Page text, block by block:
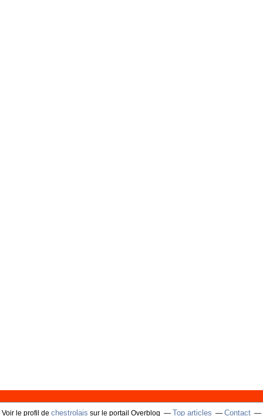
Voir le profil de chestrolais sur le portail Overblog Top articles Contact